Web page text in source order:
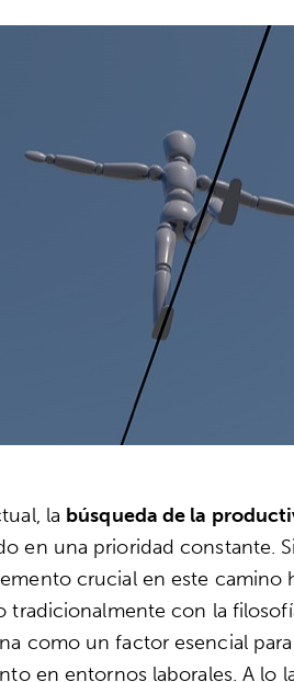
la búsqueda de la
en una prioridad constante.
crucial en este camino
tradicionalmente con la
como un factor esencial
en entornos laborales. A lo